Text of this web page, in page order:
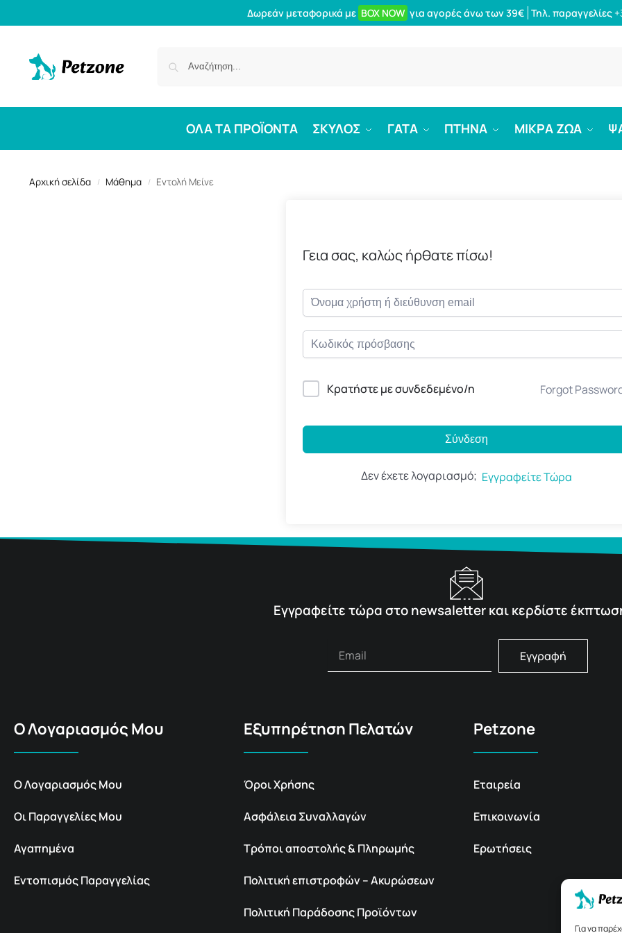
Για να
Δωρεάν μεταφορικά με BOX NOW για αγορές άνω των 39€ Τηλ. παραγγελίες
ΟΛΑ ΤΑ ΠΡΟΪΟΝΤΑ ΣΚΥΛΟΣ ΓΑΤΑ ΠΤΗΝΑ ΜΙΚΡΑ ΖΩΑ
Αρχική σελίδα / Μάθημα / Εντολή Μείνε
Γεια σας, καλώς ήρθατε πίσω!
Κρατήστε με συνδεδεμένο/η Forgot
Σύνδεση
Δεν έχετε λογαριασμό; Εγγραφείτε Τώρα
Εγγραφείτε τώρα στο newsaletter και κερδίστε
Εγγραφή
Ο Λογαριασμός Μου
Ο Λογαριασμός Μου
Οι Παραγγελίες Μου
Αγαπημένα
Εντοπισμός Παραγγελίας
Εξυπηρέτηση Πελατών
Όροι Χρήσης
Ασφάλεια Συναλλαγών
Τρόποι αποστολής & Πληρωμής
Πολιτική επιστροφών – Ακυρώσεων
Πολιτική Παράδοσης Προϊόντων
Petzone
Εταιρεία
Επικοινωνία
Ερωτήσεις